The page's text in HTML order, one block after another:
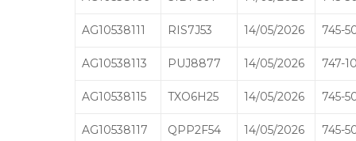
AG10538111 RIS7J53 14/05/2026 745-
AG10538113 PUJ8877 14/05/2026 747-
AG10538115 TXO6H25 14/05/2026 745-
AG10538117 QPP2F54 14/05/2026 745-